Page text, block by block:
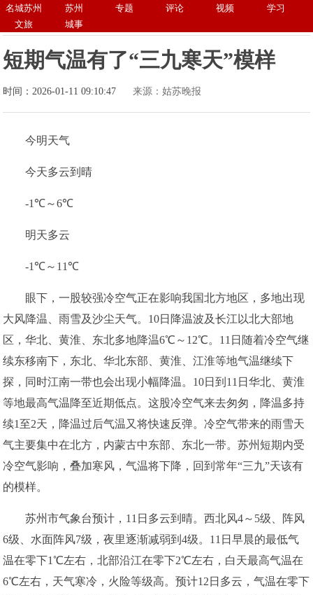
名城苏州 苏州 专题 评论 视频
学习
文旅
城事
短期气温有了“三九寒天”模样
时间：2026-01-11 09:10:47 来源：姑苏晚报
今明天气
今天多云到晴
-1℃～6℃
明天多云
-1℃～11℃
眼下，一股较强冷空气正在影响我国北方地区，多地出现
大风降温、雨雪及沙尘天气。10日降温波及长江以北大部地
区，华北、黄淮、东北多地降温6℃～12℃。11日随着冷空气继
续东移南下，东北、华北东部、黄淮、江淮等地气温继续下
探，同时江南一带也会出现小幅降温。10日到11日华北、黄淮
等地最高气温降至近期低点。这股冷空气来去匆匆，降温多持
续1至2天，降温过后气温又将快速反弹。冷空气带来的雨雪天
气主要集中在北方，内蒙古中东部、东北一带。苏州短期内受
冷空气影响，叠加寒风，气温将下降，回到常年“三九”天该有
的模样。
苏州市气象台预计，11日多云到晴。西北风4～5级、阵风
6级、水面阵风7级，夜里逐渐减弱到4级。11日早晨的最低气
温在零下1℃左右，北部沿江在零下2℃左右，白天最高气温在
6℃左右，天气寒冷，火险等级高。预计12日多云，气温在零下